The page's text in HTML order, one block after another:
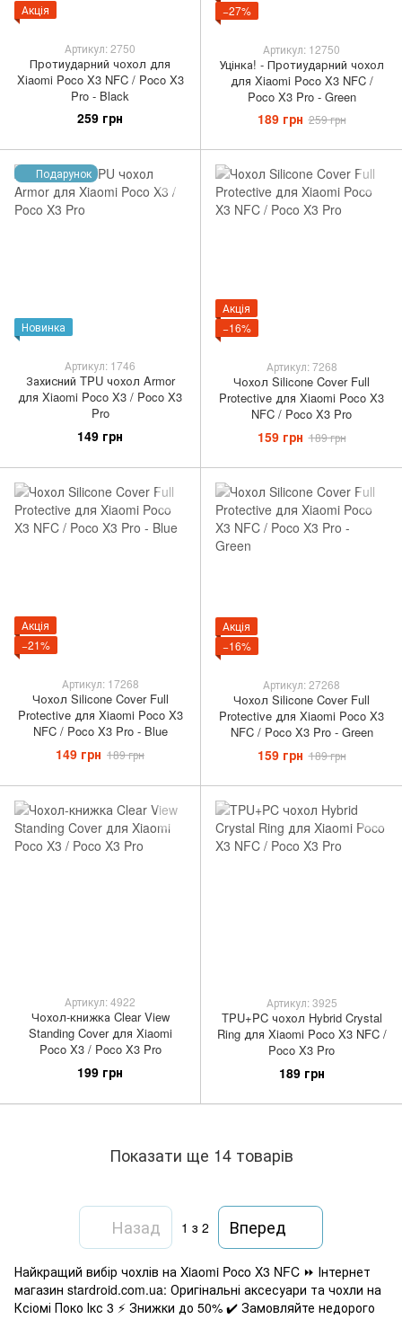
Акція
Артикул: 2750
Протиударний чохол для
Xiaomi Poco X3 NFC / Poco X3
Pro - Black
259 грн
−27%
Артикул: 12750
Уцінка! - Протиударний чохол
для Xiaomi Poco X3 NFC /
Poco X3 Pro - Green
189 грн 259 грн
Подарунок
Новинка
Артикул: 1746
Захисний TPU чохол Armor
для Xiaomi Poco X3 / Poco X3
Pro
149 грн
Акція
−16%
Артикул: 7268
Чохол Silicone Cover Full
Protective для Xiaomi Poco X3
NFC / Poco X3 Pro
159 грн 189 грн
Акція
−21%
Артикул: 17268
Чохол Silicone Cover Full
Protective для Xiaomi Poco X3
NFC / Poco X3 Pro - Blue
149 грн 189 грн
Акція
−16%
Артикул: 27268
Чохол Silicone Cover Full
Protective для Xiaomi Poco X3
NFC / Poco X3 Pro - Green
159 грн 189 грн
Артикул: 4922
Чохол-книжка Clear View
Standing Cover для Xiaomi
Poco X3 / Poco X3 Pro
199 грн
Артикул: 3925
TPU+PC чохол Hybrid Crystal
Ring для Xiaomi Poco X3 NFC /
Poco X3 Pro
189 грн
Показати ще 14 товарів
Назад 1 з 2 Вперед
Найкращий вибір чохлів на Xiaomi Poco X3 NFC ⏩ Інтернет
магазин stardroid.com.ua: Оригінальні аксесуари та чохли на
Ксіомі Поко Ікс 3 ⚡ Знижки до 50% ✔️ Замовляйте недорого